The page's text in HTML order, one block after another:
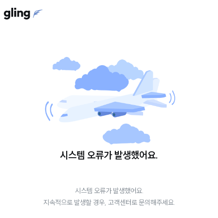
시스템 오류가 발생했어요.
시스템 오류가 발생했어요.
지속적으로 발생할 경우, 고객센터로 문의해주세요.